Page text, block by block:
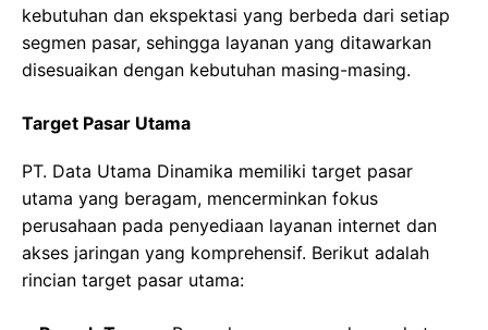
kebutuhan dan ekspektasi yang berbeda dari setiap
segmen pasar, sehingga layanan yang ditawarkan
disesuaikan dengan kebutuhan masing-masing.
Target Pasar Utama
PT. Data Utama Dinamika memiliki target pasar
utama yang beragam, mencerminkan fokus
perusahaan pada penyediaan layanan internet dan
akses jaringan yang komprehensif. Berikut adalah
rincian target pasar utama: